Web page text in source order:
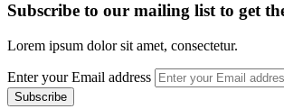
Subscribe to our mailing list to get
Lorem ipsum dolor sit amet, consectetur.
Enter your Email address